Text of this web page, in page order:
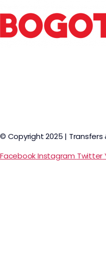
© Copyright 2025 | Transfers
FacebookInstagram Twitter